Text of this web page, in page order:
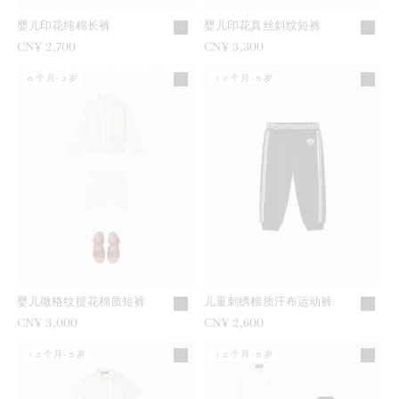
婴儿印花纯棉长裤
CN¥ 2,700
婴儿印花真丝斜纹短裤
CN¥ 3,300
婴儿微格纹提花棉质短裤
CN¥ 3,000
6个月-3岁
儿童刺绣棉质汗布运动裤
CN¥ 2,600
12个月-5岁
12个月-5岁 12个月-5岁